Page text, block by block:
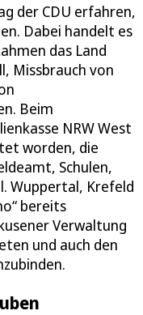
der CDU erfahren,
Dabei handelt es
das Land
Missbrauch von
Beim
NRW West
worden, die
Schulen,
Wuppertal, Krefeld
bereits
Verwaltung
und auch den